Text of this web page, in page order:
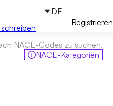
DE
Registrieren
NACE-Codes zu suchen.
NACE-Kategorien